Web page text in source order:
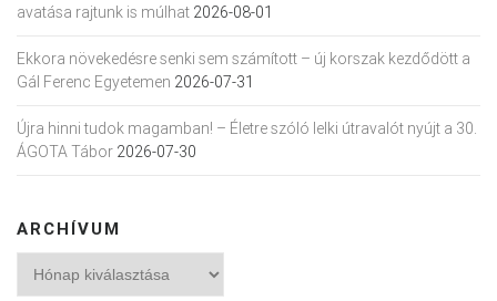
avatása rajtunk is múlhat 2026-08-01
Ekkora növekedésre senki sem számított – új korszak kezdődött a
Gál Ferenc Egyetemen 2026-07-31
Újra hinni tudok magamban! – Életre szóló lelki útravalót nyújt a 30.
ÁGOTA Tábor 2026-07-30
ARCHÍVUM